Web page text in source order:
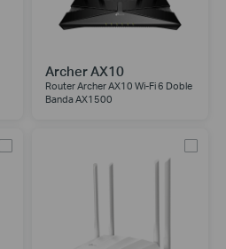
Archer AX10
Router Archer AX10 Wi-Fi 6 Doble
Banda AX1500